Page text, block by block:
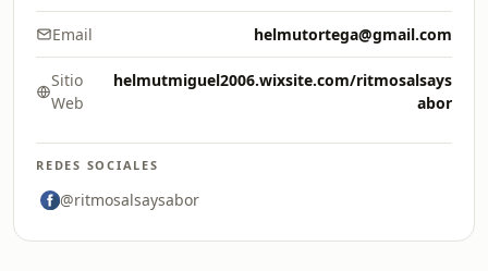
Email helmutortega@gmail.com
Sitio
Web
helmutmiguel2006.wixsite.com/ritmosalsays
abor
REDES SOCIALES
@ritmosalsaysabor